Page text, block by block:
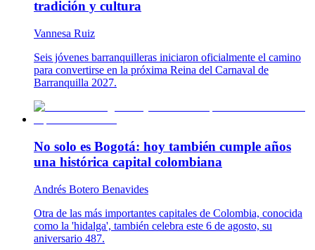
tradición y cultura
Vannesa Ruiz
Seis jóvenes barranquilleras iniciaron oficialmente el camino
para convertirse en la próxima Reina del Carnaval de
Barranquilla 2027.
No solo es Bogotá: hoy también cumple años
una histórica capital colombiana
Andrés Botero Benavides
Otra de las más importantes capitales de Colombia, conocida
como la 'hidalga', también celebra este 6 de agosto, su
aniversario 487.